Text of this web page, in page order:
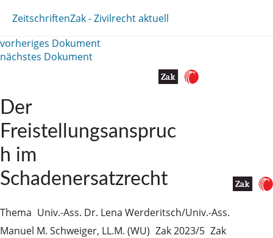
ZeitschriftenZak - Zivilrecht aktuell
vorheriges Dokument
nächstes Dokument
Der
Freistellungsanspruc
h im
Schadenersatzrecht
Thema Univ.-Ass. Dr. Lena Werderitsch/Univ.-Ass.
Manuel M. Schweiger, LL.M. (WU) Zak 2023/5 Zak